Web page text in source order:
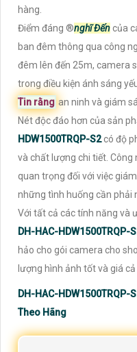
hàng.
Điểm đáng ®️nghĩ Đếncủa
ban đêm thông qua công
đêm lên đến 25m, camera
trong điều kiện ánh sáng
Tin rằng an ninh và giám
Nét độc đáo hơn của sản
HDW1500TRQP-S2có độ
và chất lượng chi tiết.
quan trọng đối với việc
những tình huống cần phải
Với tất cả các tính năng và
DH-HAC-HDW1500TRQP-
hảo cho gói camera cho
lượng hình ảnh tốt và giá
DH-HAC-
Theo Hãng